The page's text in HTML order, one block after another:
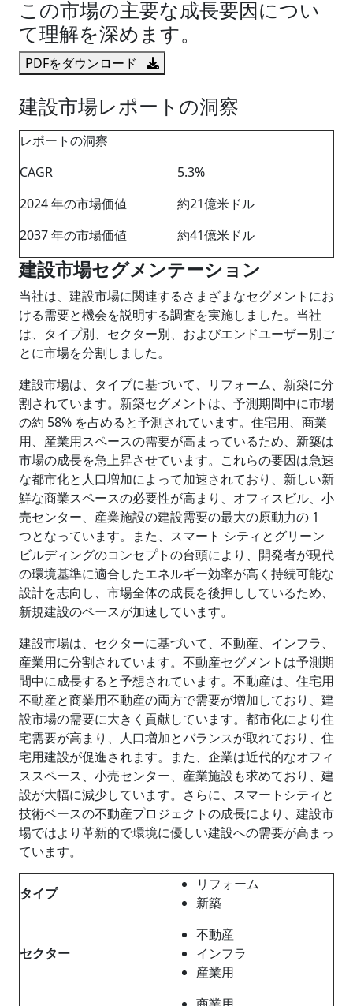
この市場の主要な成長要因につい
て理解を深めます。
PDFをダウンロード
建設市場レポートの洞察
レポートの洞察
CAGR
5.3%
2024 年の市場価値
約21億米ドル
2037 年の市場価値
約41億米ドル
建設市場セグメンテーション
当社は、建設市場に関連するさまざまなセグメントにお
ける需要と機会を説明する調査を実施しました。当社
は、タイプ別、セクター別、およびエンドユーザー別ご
とに市場を分割しました。
建設市場は、タイプに基づいて、リフォーム、新築に分
割されています。新築セグメントは、予測期間中に市場
の約 58% を占めると予測されています。住宅用、商業
用、産業用スペースの需要が高まっているため、新築は
市場の成長を急上昇させています。これらの要因は急速
な都市化と人口増加によって加速されており、新しい新
鮮な商業スペースの必要性が高まり、オフィスビル、小
売センター、産業施設の建設需要の最大の原動力の 1
つとなっています。また、スマート シティとグリーン
ビルディングのコンセプトの台頭により、開発者が現代
の環境基準に適合したエネルギー効率が高く持続可能な
設計を志向し、市場全体の成長を後押ししているため、
新規建設のペースが加速しています。
建設市場は、セクターに基づいて、不動産、インフラ、
産業用に分割されています。不動産セグメントは予測期
間中に成長すると予想されています。不動産は、住宅用
不動産と商業用不動産の両方で需要が増加しており、建
設市場の需要に大きく貢献しています。都市化により住
宅需要が高まり、人口増加とバランスが取れており、住
宅用建設が促進されます。また、企業は近代的なオフィ
ススペース、小売センター、産業施設も求めており、建
設が大幅に減少しています。さらに、スマートシティと
技術ベースの不動産プロジェクトの成長により、建設市
場ではより革新的で環境に優しい建設への需要が高まっ
ています。
タイプ
リフォーム
新築
セクター
不動産
インフラ
産業用